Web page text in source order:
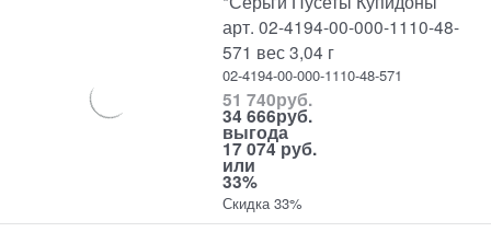
арт. 02-4194-00-000-1110-48-
571 вес 3,04 г
02-4194-00-000-1110-48-571
51 740руб.
34 666руб.
выгода
17 074 руб.
или
33%
Скидка 33%